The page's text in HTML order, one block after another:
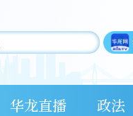
华龙直播 政法